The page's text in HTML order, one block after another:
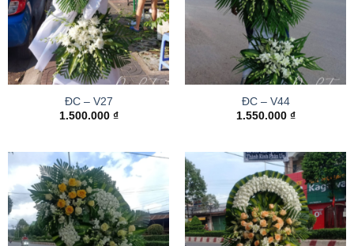
ĐC – V27
1.500.000 ₫
ĐC – V44
1.550.000 ₫